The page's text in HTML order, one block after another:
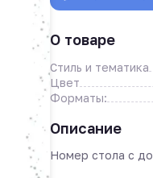
Описание
Номер стола с
О товаре
Стиль и тематика
Цвет
Форматы: